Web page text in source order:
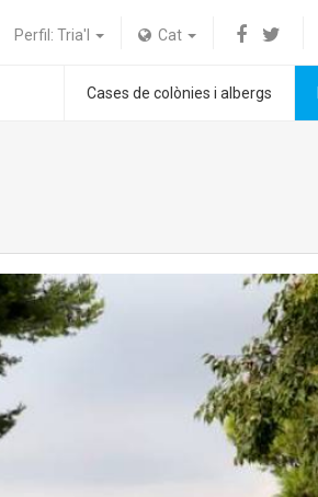
Cat
Perfil: Tria'l
Cases de colònies i albergs